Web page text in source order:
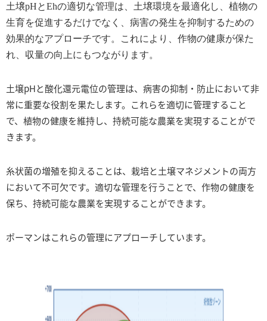
土壌pHとEhの適切な管理は、土壌環境を最適化し、植物の
生育を促進するだけでなく、病害の発生を抑制するための
効果的なアプローチです。これにより、作物の健康が保た
れ、収量の向上にもつながります。
土壌pHと酸化還元電位の管理は、病害の抑制・防止において非
常に重要な役割を果たします。これらを適切に管理すること
で、植物の健康を維持し、持続可能な農業を実現することがで
きます。
糸状菌の増殖を抑えることは、栽培と土壌マネジメントの両方
において不可欠です。適切な管理を行うことで、作物の健康を
保ち、持続可能な農業を実現することができます。
ポーマンはこれらの管理にアプローチしています。